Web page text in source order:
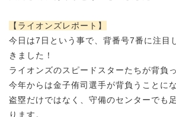
【ライオンズレポート】
今日は7日という事で、背番号7番に注目
きました！
ライオンズのスピードスターたちが背負
今年からは金子侑司選手が背負うことに
盗塁だけではなく、守備のセンターでも
ります。